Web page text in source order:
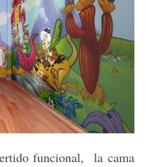
funcional, la cama